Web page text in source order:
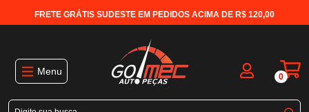
FRETE GRÁTIS SUDESTE EM PEDIDOS ACIMA DE R$ 120,00
Menu 0